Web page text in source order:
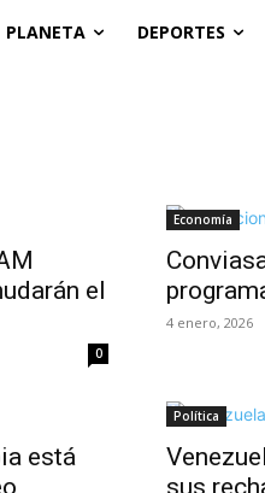
PLANETA DEPORTES
el
0
Economía
4 enero, 2026
está
Política
sus